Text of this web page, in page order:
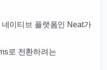
이티브 플랫폼인 Neat가
로 전환하려는